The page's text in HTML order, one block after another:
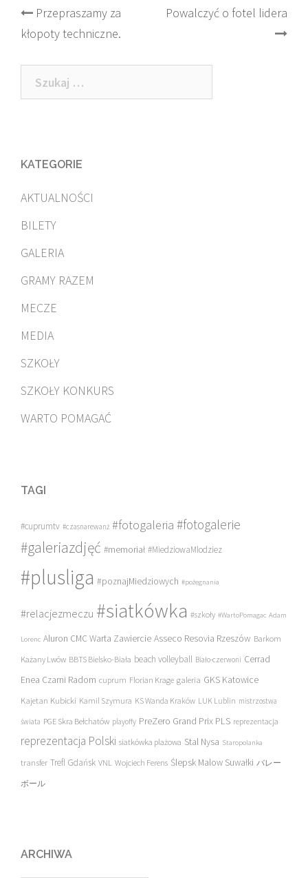
Post
navigation
Przepraszamy za
kłopoty techniczne.
Powalczyć o fotel lidera
Szukaj:
KATEGORIE
AKTUALNOŚCI
BILETY
GALERIA
GRAMY RAZEM
MECZE
MEDIA
SZKOŁY
SZKOŁY KONKURS
WARTO POMAGAĆ
TAGI
#cuprumtv #czasnarewanż #fotogaleria #fotogalerie
#galeriazdjęć #memoriał #MiedziowaMlodziez
#plusliga #poznajMiedziowych #pożegnania
#relacjezmeczu #siatkówka #szkoły #WartoPomagac Adam
Lorenc Aluron CMC Warta Zawiercie Asseco Resovia Rzeszów Barkom
Każany Lwów BBTS Bielsko-Biała beach volleyball Biało-czerwoni Cerrad
Enea Czarni Radom cuprum Florian Krage galeria GKS Katowice
Kajetan Kubicki Kamil Szymura KS Wanda Kraków LUK Lublin mistrzostwa
świata PGE Skra Bełchatów playoffy PreZero Grand Prix PLS reprezentacja
reprezentacja Polski siatkówka plażowa Stal Nysa Staropolanka
transfer Trefl Gdańsk VNL Wojciech Ferens Ślepsk Malow Suwałki バレー
ボール
ARCHIWA